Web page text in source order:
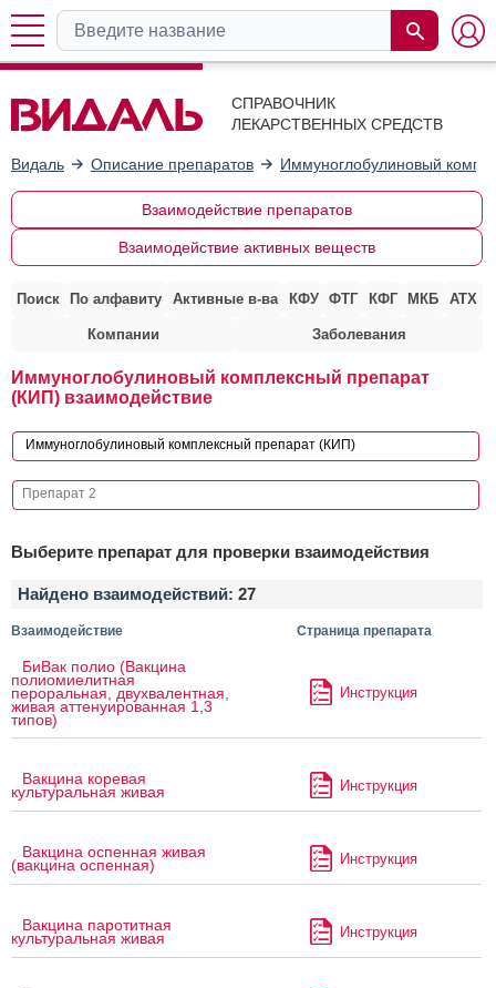
СПРАВОЧНИК
ЛЕКАРСТВЕННЫХ СРЕДСТВ
Видаль Описание препаратов Иммуноглобулиновый
Взаимодействие препаратов
Взаимодействие активных веществ
Поиск По алфавиту Активные в-ва КФУ ФТГ КФГ МКБ АТХ
Компании Заболевания
Иммуноглобулиновый комплексный препарат
(КИП) взаимодействие
Выберите препарат для проверки взаимодействия
Найдено взаимодействий: 27
Взаимодействие Страница препарата
БиВак полио (Вакцина
полиомиелитная
пероральная, двухвалентная,
живая аттенуированная 1,3
типов)
Инструкция
Вакцина коревая
культуральная живая Инструкция
Вакцина оспенная живая
(вакцина оспенная) Инструкция
Вакцина паротитная
культуральная живая Инструкция